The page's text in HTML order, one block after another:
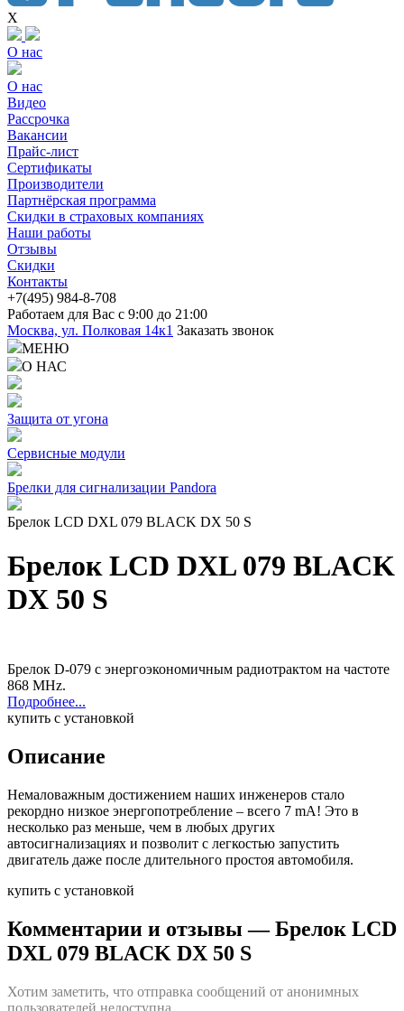
X
О нас
О нас
Видео
Рассрочка
Вакансии
Прайс-лист
Сертификаты
Производители
Партнёрская программа
Скидки в страховых компаниях
Наши работы
Отзывы
Скидки
Контакты
+7(495) 984-8-708
Работаем для Вас с 9:00 до 21:00
Москва, ул. Полковая 14к1 Заказать звонок
МЕНЮ
О НАС
Защита от угона
Сервисные модули
Брелки для сигнализации Pandora
Брелок LCD DXL 079 BLACK DX 50 S
Брелок LCD DXL 079 BLACK
DX 50 S
Брелок D-079 с энергоэкономичным радиотрактом на частоте
868 MHz.
Подробнее...
купить с установкой
Описание
Немаловажным достижением наших инженеров стало
рекордно низкое энергопотребление – всего 7 mA! Это в
несколько раз меньше, чем в любых других
автосигнализациях и позволит с легкостью запустить
двигатель даже после длительного простоя автомобиля.
купить с установкой
Комментарии и отзывы— Брелок LCD
DXL 079 BLACK DX 50 S
Хотим заметить, что отправка сообщений от анонимных
пользователей недоступна.